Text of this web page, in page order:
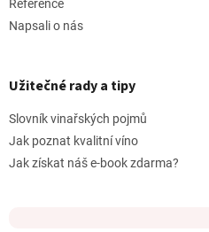
Reference
Napsali o nás
Užitečné rady a tipy
Slovník vinařských pojmů
Jak poznat kvalitní víno
Jak získat náš e-book zdarma?